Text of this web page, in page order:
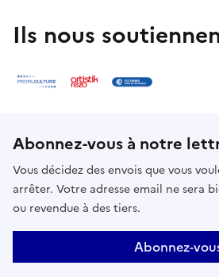
Ils nous
Abonnez-vous à notre
Vous décidez des envois que vous
arrêter. Votre adresse email ne sera
ou revendue à des tiers.
Abonnez-